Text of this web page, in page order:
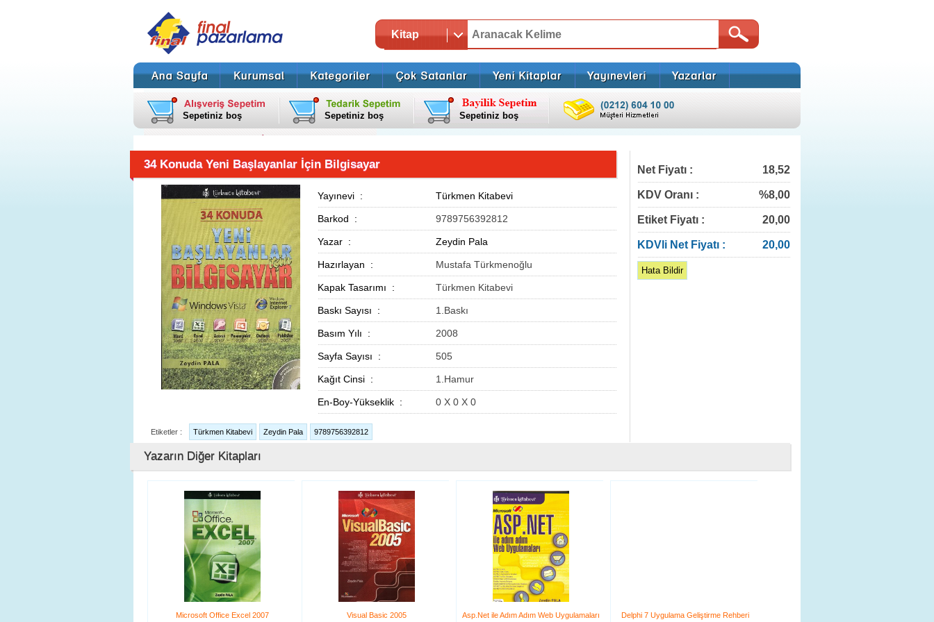
Kitap
Sepetiniz boş Sepetiniz boş Sepetiniz boş
34 Konuda Yeni Başlayanlar İçin Bilgisayar
Yayınevi : Türkmen Kitabevi
Barkod : 9789756392812
Yazar : Zeydin Pala
Hazırlayan : Mustafa Türkmenoğlu
Kapak Tasarımı : Türkmen Kitabevi
Baskı Sayısı : 1.Baskı
Basım Yılı : 2008
Sayfa Sayısı : 505
Kağıt Cinsi : 1.Hamur
En-Boy-Yükseklik : 0 X 0 X 0
Etiketler : Türkmen Kitabevi Zeydin Pala 9789756392812
Net Fiyatı : 18,52
KDV Oranı : %8,00
Etiket Fiyatı : 20,00
KDVli Net Fiyatı : 20,00
Hata Bildir
Yazarın Diğer Kitapları
Microsoft Office Excel 2007 Visual Basic 2005 Asp.Net ile Adım Adım Web Uygulamaları Delphi 7 Uygulama Geliştirme Rehberi